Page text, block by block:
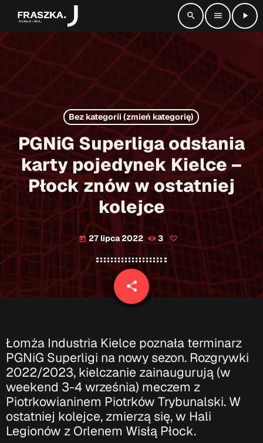
search menu
play_arrow
close
Radio Fraszka
Strona główna
Informacje keyboard_arrow_down
Aktualności
Kontakt keyboard_arrow_down
Patronat Medialny
O nas
Podcasty
Przydatne linki
Strona UJK
Bez kategorii (zmień kategorię)
PGNiG Superliga odsłania
karty pojedynek Kielce –
Płock znów w ostatniej
kolejce
today 27 lipca 2022 3
share
email
Łomża Industria Kielce poznała terminarz
PGNiG Superligi na nowy sezon. Rozgrywki
2022/2023, kielczanie zainaugurują (w
weekend 3-4 września) meczem z
Piotrkowianinem Piotrków Trybunalski. W
ostatniej kolejce, zmierzą się, w Hali
Legionów z Orlenem Wisłą Płock.